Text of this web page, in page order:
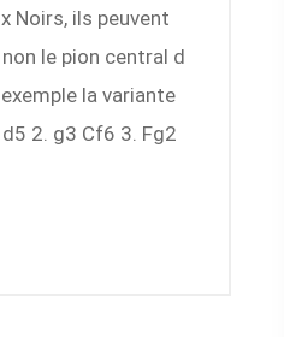
Noirs, ils peuvent
le pion central d
la variante
2. g3 Cf6 3. Fg2